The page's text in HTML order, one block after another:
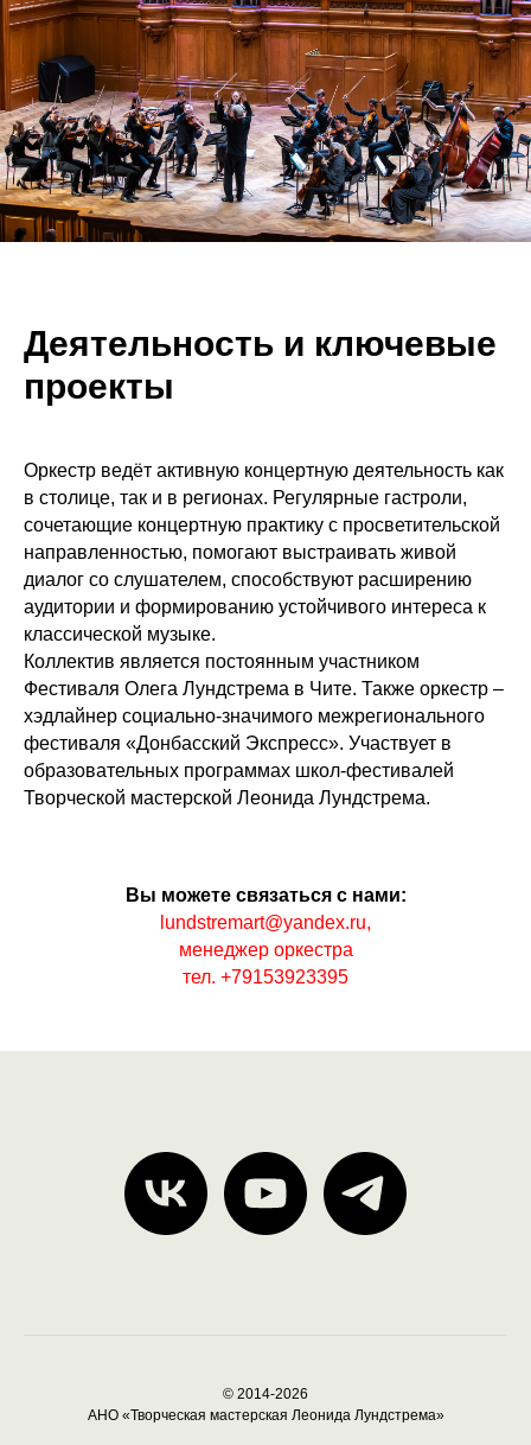
Деятельность и ключевые
проекты
Оркестр ведёт активную концертную деятельность как
в столице, так и в регионах. Регулярные гастроли,
сочетающие концертную практику с просветительской
направленностью, помогают выстраивать живой
диалог со слушателем, способствуют расширению
аудитории и формированию устойчивого интереса к
классической музыке.
Коллектив является постоянным участником
Фестиваля Олега Лундстрема в Чите. Также оркестр –
хэдлайнер социально-значимого межрегионального
фестиваля «Донбасский Экспресс». Участвует в
образовательных программах школ-фестивалей
Творческой мастерской Леонида Лундстрема.
Вы можете связаться с нами:
lundstremart@yandex.ru,
менеджер оркестра
тел. +79153923395
© 2014-2026
АНО «Творческая мастерская Леонида Лундстрема»